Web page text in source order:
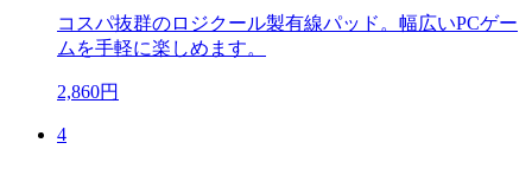
コスパ抜群のロジクール製有線パッド。幅広いPCゲー
ムを手軽に楽しめます。
2,860円
4